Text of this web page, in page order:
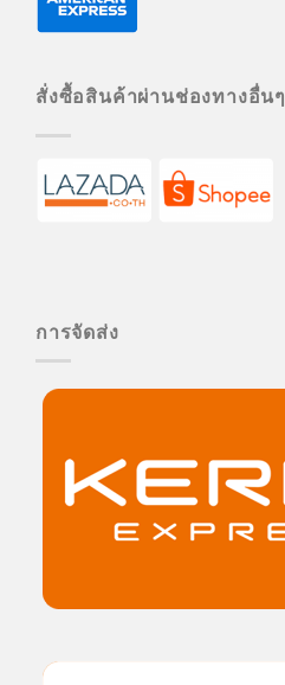
สั่งซื้อสินค้าผ่านช่องทางอื่นๆ
การจัดส่ง